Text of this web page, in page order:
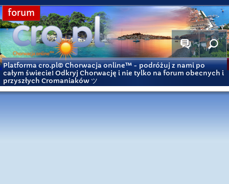
forum
Platforma cro.pl© Chorwacja online™ - podróżuj z nami po
całym świecie! Odkryj Chorwację i nie tylko na forum obecnych i
przyszłych Cromaniaków ツ